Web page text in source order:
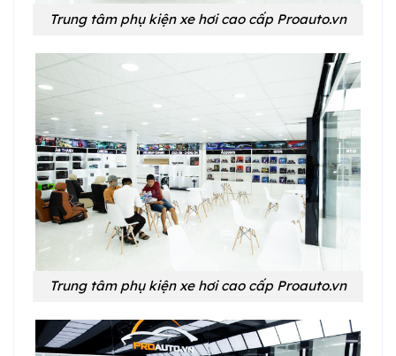
Trung tâm phụ kiện xe hơi cao cấp Proauto.vn
Trung tâm phụ kiện xe hơi cao cấp Proauto.vn